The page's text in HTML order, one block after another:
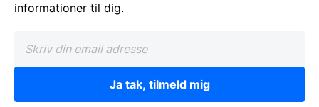
informationer til dig.
Ja tak, tilmeld mig